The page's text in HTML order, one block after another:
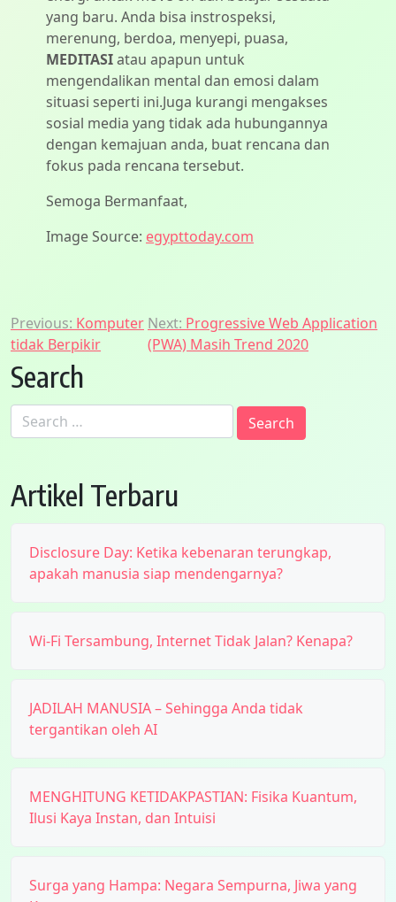
yang baru. Anda bisa instrospeksi,
merenung, berdoa, menyepi, puasa,
MEDITASIatau apapun untuk
mengendalikan mental dan emosi dalam
situasi seperti ini.Juga kurangi mengakses
sosial media yang tidak ada hubungannya
dengan kemajuan anda, buat rencana dan
fokus pada rencana tersebut.
Semoga Bermanfaat,
Image Source: egypttoday.com
Post
navigation
Previous: Komputer
tidak Berpikir
Next: Progressive Web Application
(PWA) Masih Trend 2020
Search
Search
for:
Artikel Terbaru
Disclosure Day: Ketika kebenaran terungkap,
apakah manusia siap mendengarnya?
Wi-Fi Tersambung, Internet Tidak Jalan? Kenapa?
JADILAH MANUSIA – Sehingga Anda tidak
tergantikan oleh AI
MENGHITUNG KETIDAKPASTIAN: Fisika Kuantum,
Ilusi Kaya Instan, dan Intuisi
Surga yang Hampa: Negara Sempurna, Jiwa yang